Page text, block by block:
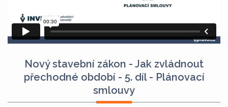
Nový stavební zákon - Jak zvládnout
přechodné období - 5. díl - Plánovací
smlouvy